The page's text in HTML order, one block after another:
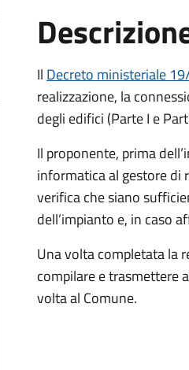
Il Decreto ministeriale
realizzazione, la
degli edifici (Parte I e
Il proponente, prima
informatica al gestore di
verifica che siano
dell’impianto e, in caso
Una volta completata la
compilare e trasmettere
volta al Comune.